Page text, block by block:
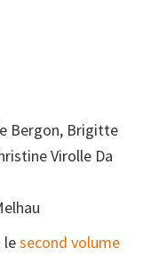
Bergon, Brigitte
Virolle Da
lesecond volume